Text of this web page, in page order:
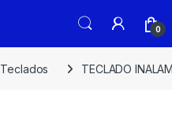
0
Teclados TECLADO